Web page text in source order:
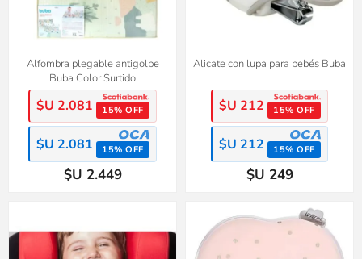
Alfombra plegable antigolpe
Buba Color Surtido
$U 2.081 15% OFF
$U 2.081 15% OFF
$U 2.449
Alicate con lupa para bebés Buba
$U 212 15% OFF
$U 212 15% OFF
$U 249